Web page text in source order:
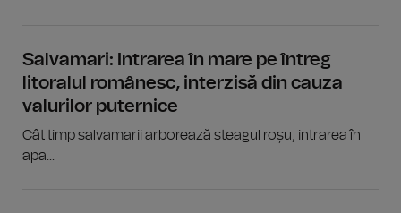
Salvamari: Intrarea în mare pe întreg
litoralul românesc, interzisă din cauza
valurilor puternice
Cât timp salvamarii arborează steagul roșu, intrarea în
apa...